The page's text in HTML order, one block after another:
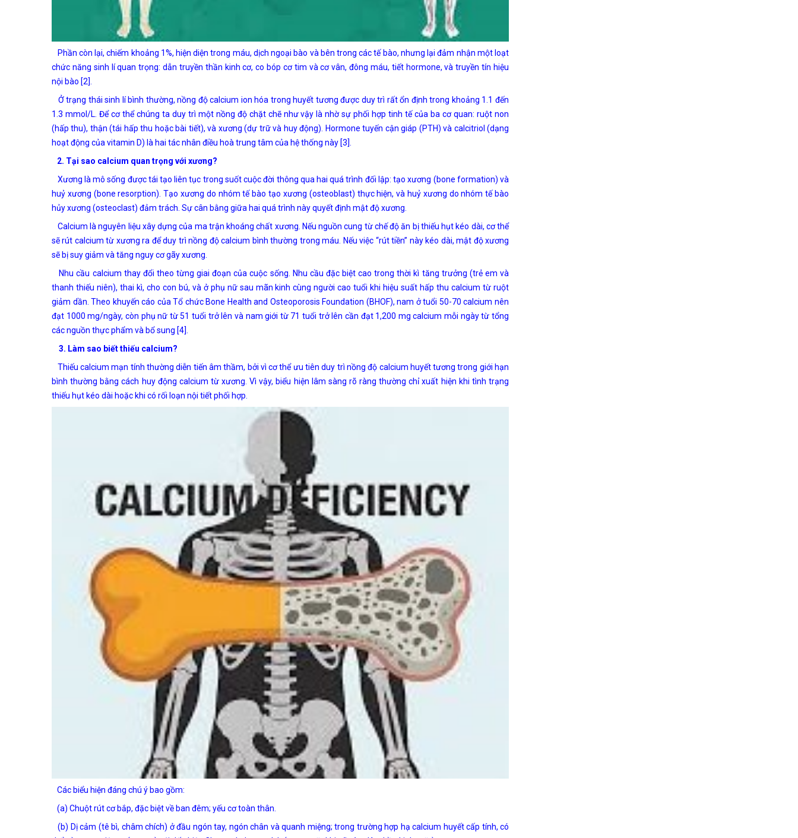
Phần còn lại, chiếm khoảng 1%, hiện diện trong máu, dịch ngoại bào và bên trong các tế bào, nhưng lại đảm nhận một loạt
chức năng sinh lí quan trọng: dẫn truyền thần kinh cơ, co bóp cơ tim và cơ vân, đông máu, tiết hormone, và truyền tín hiệu
nội bào [2].
Ở trạng thái sinh lí bình thường, nồng độ calcium ion hóa trong huyết tương được duy trì rất ổn định trong khoảng 1.1 đến
1.3 mmol/L. Để cơ thể chúng ta duy trì một nồng độ chặt chẽ như vậy là nhờ sự phối hợp tinh tế của ba cơ quan: ruột non
(hấp thu), thận (tái hấp thu hoặc bài tiết), và xương (dự trữ và huy động). Hormone tuyến cận giáp (PTH) và calcitriol (dạng
hoạt động của vitamin D) là hai tác nhân điều hoà trung tâm của hệ thống này [3].
2. Tại sao calcium quan trọng với xương?
Xương là mô sống được tái tạo liên tục trong suốt cuộc đời thông qua hai quá trình đối lập: tạo xương (bone formation) và
huỷ xương (bone resorption). Tạo xương do nhóm tế bào tạo xương (osteoblast) thực hiện, và huỷ xương do nhóm tế bào
hủy xương (osteoclast) đảm trách. Sự cân bằng giữa hai quá trình này quyết định mật độ xương.
Calcium là nguyên liệu xây dựng của ma trận khoáng chất xương. Nếu nguồn cung từ chế độ ăn bị thiếu hụt kéo dài, cơ thể
sẽ rút calcium từ xương ra để duy trì nồng độ calcium bình thường trong máu. Nếu việc “rút tiền” này kéo dài, mật độ xương
sẽ bị suy giảm và tăng nguy cơ gãy xương.
Nhu cầu calcium thay đổi theo từng giai đoạn của cuộc sống. Nhu cầu đặc biệt cao trong thời kì tăng trưởng (trẻ em và
thanh thiếu niên), thai kì, cho con bú, và ở phụ nữ sau mãn kinh cùng người cao tuổi khi hiệu suất hấp thu calcium từ ruột
giảm dần. Theo khuyến cáo của Tổ chức Bone Health and Osteoporosis Foundation (BHOF), nam ở tuổi 50-70 calcium nên
đạt 1000 mg/ngày, còn phụ nữ từ 51 tuổi trở lên và nam giới từ 71 tuổi trở lên cần đạt 1,200 mg calcium mỗi ngày từ tổng
các nguồn thực phẩm và bổ sung [4].
3. Làm sao biếtthiếu calcium?
Thiếu calcium mạn tính thường diễn tiến âm thầm, bởi vì cơ thể ưu tiên duy trì nồng độ calcium huyết tương trong giới hạn
bình thường bằng cách huy động calcium từ xương. Vì vậy, biểu hiện lâm sàng rõ ràng thường chỉ xuất hiện khi tình trạng
thiếu hụt kéo dài hoặc khi có rối loạn nội tiết phối hợp.
Các biểu hiện đáng chú ý bao gồm:
(a) Chuột rút cơ bắp, đặc biệt về ban đêm; yếu cơ toàn thân.
(b) Dị cảm (tê bì, châm chích) ở đầu ngón tay, ngón chân và quanh miệng; trong trường hợp hạ calcium huyết cấp tính, có